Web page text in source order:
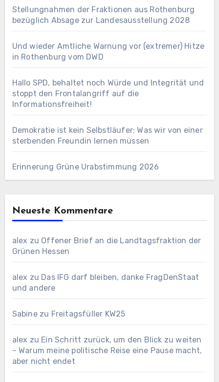
Stellungnahmen der Fraktionen aus Rothenburg
bezüglich Absage zur Landesausstellung 2028
Und wieder Amtliche Warnung vor (extremer) Hitze
in Rothenburg vom DWD
Hallo SPD, behaltet noch Würde und Integrität und
stoppt den Frontalangriff auf die
Informationsfreiheit!
Demokratie ist kein Selbstläufer: Was wir von einer
sterbenden Freundin lernen müssen
Erinnerung Grüne Urabstimmung 2026
Neueste Kommentare
alex zu Offener Brief an die Landtagsfraktion der
Grünen Hessen
alex zu Das IFG darf bleiben, danke FragDenStaat
und andere
Sabinezu Freitagsfüller KW25
alex zu Ein Schritt zurück, um den Blick zu weiten
– Warum meine politische Reise eine Pause macht,
aber nicht endet